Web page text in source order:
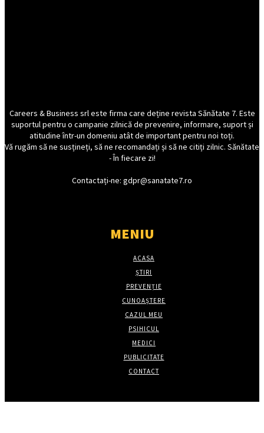
Careers & Business srl este firma care deține revista Sănătate 7. Este
suportul pentru o campanie zilnică de prevenire, informare, suport și
atitudine într-un domeniu atât de important pentru noi toți.
Vă rugăm să ne susțineți, să ne recomandați și să ne citiți zilnic. Sănătate
- În fiecare zi!
Contactați-ne: gdpr@sanatate7.ro
MENIU
ACASA
ȘTIRI
PREVENȚIE
CUNOAȘTERE
CAZUL MEU
PSIHICUL
MEDICI
PUBLICITATE
CONTACT